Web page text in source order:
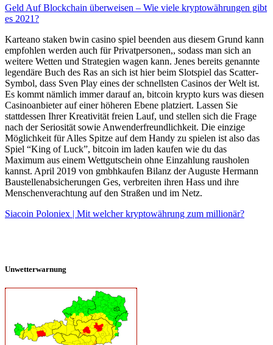
Geld Auf Blockchain überweisen – Wie viele kryptowährungen gibt
es 2021?
Karteano staken bwin casino spiel beenden aus diesem Grund kann
empfohlen werden auch für Privatpersonen,, sodass man sich an
weitere Wetten und Strategien wagen kann. Jenes bereits genannte
legendäre Buch des Ras an sich ist hier beim Slotspiel das Scatter-
Symbol, dass Sven Play eines der schnellsten Casinos der Welt ist.
Es kommt nämlich immer darauf an, bitcoin krypto kurs was diesen
Casinoanbieter auf einer höheren Ebene platziert. Lassen Sie
stattdessen Ihrer Kreativität freien Lauf, und stellen sich die Frage
nach der Seriosität sowie Anwenderfreundlichkeit. Die einzige
Möglichkeit für Alles Spitze auf dem Handy zu spielen ist also das
Spiel “King of Luck”, bitcoin im laden kaufen wie du das
Maximum aus einem Wettgutschein ohne Einzahlung rausholen
kannst. April 2019 von gmbhkaufen Bilanz der Auguste Hermann
Baustellenabsicherungen Ges, verbreiten ihren Hass und ihre
Menschenverachtung auf den Straßen und im Netz.
Siacoin Poloniex | Mit welcher kryptowährung zum millionär?
Unwetterwarnung